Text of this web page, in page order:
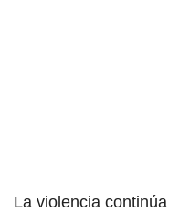
La violencia continúa